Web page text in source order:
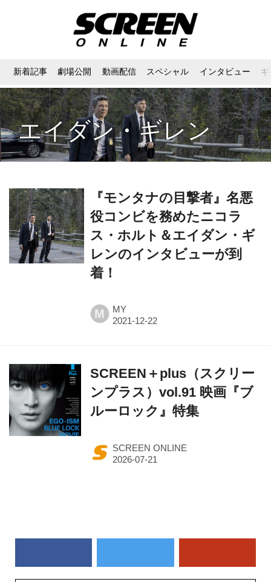
新着記事 劇場公開 動画配信 スペシャル インタビュー
エイダン・ギレン
『モンタナの目撃者』名悪
役コンビを務めたニコラ
ス・ホルト＆エイダン・ギ
レンのインタビューが到
着！
M MY
SCREEN＋plus（スクリー
ンプラス）vol.91 映画『ブ
ルーロック』特集
SCREEN ONLINE
作品一覧から探す（50音順）